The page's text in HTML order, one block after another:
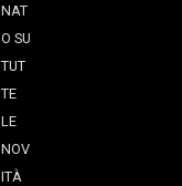
NAT
O SU
TUT
TE
LE
NOV
ITÀ